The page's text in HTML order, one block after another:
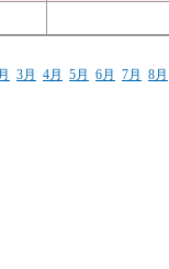
3月 4月 5月 6月 7月 8月